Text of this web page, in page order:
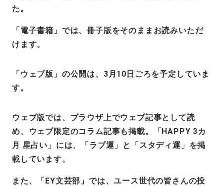
た。
「電子書籍」では、冊子版をそのままお読みいただ
けます。
「ウェブ版」の公開は、3月10日ごろを予定していま
す。
ウェブ版では、ブラウザ上でウェブ記事として読
め、ウェブ限定のコラム記事も掲載。「HAPPY 3カ
月 星占い」には、「ラブ運」と「スタディ運」を掲
載しています。
また、「EY文芸部」では、ユース世代の皆さんの投